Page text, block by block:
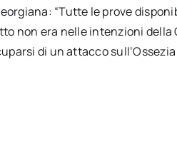
“Tutte le prove
non era nelle intenzioni della
di un attacco